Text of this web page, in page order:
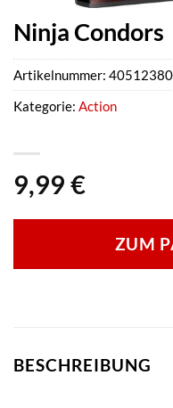
Ninja Condors
9,99 €
ZUM
Artikelnummer:
Kategorie: Action
BESCHREIBUNG